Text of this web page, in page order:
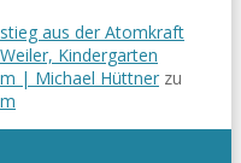
aus der Atomkraft
Kindergarten
| Michael Hüttner zu